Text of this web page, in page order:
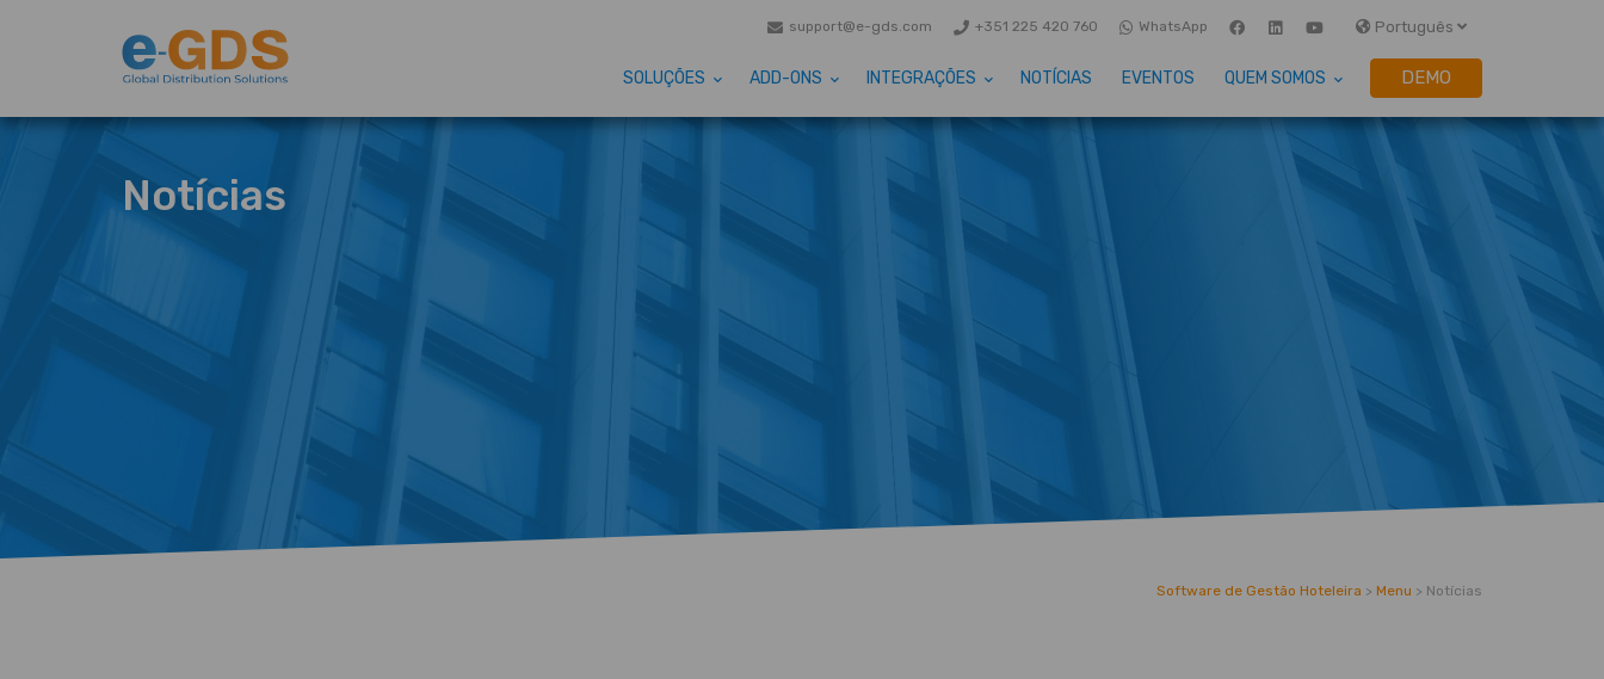
support@e-gds.com +351 225 420 760 WhatsApp Português
SOLUÇÕES ADD-ONS INTEGRAÇÕES NOTÍCIAS EVENTOS QUEM SOMOS DEMO
Notícias
Software de Gestão Hoteleira > Menu > Notícias